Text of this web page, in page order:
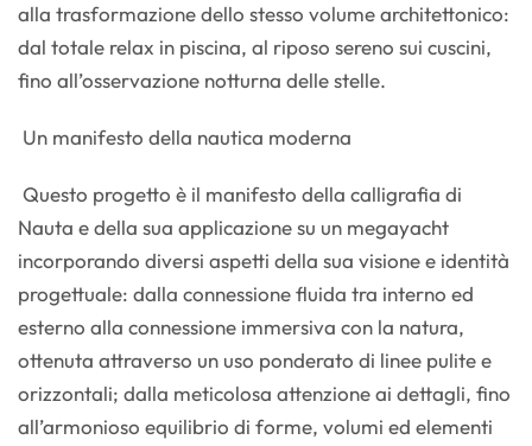
alla trasformazione dello stesso volume architettonico:
dal totale relax in piscina, al riposo sereno sui cuscini,
fino all’osservazione notturna delle stelle.
Un manifesto della nautica moderna
Questo progetto è il manifesto della calligrafia di
Nauta e della sua applicazione su un megayacht
incorporando diversi aspetti della sua visione e identità
progettuale: dalla connessione fluida tra interno ed
esterno alla connessione immersiva con la natura,
ottenuta attraverso un uso ponderato di linee pulite e
orizzontali; dalla meticolosa attenzione ai dettagli, fino
all’armonioso equilibrio di forme, volumi ed elementi